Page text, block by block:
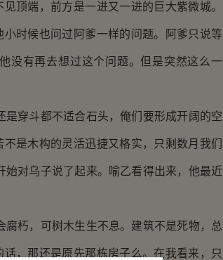
顶端，前方是一进又一进的巨大紫微城。
时候也问过阿爹一样的问题。阿爹只说等
没有再去想过这个问题。但是突然这么一
是穿斗都不适合石头，俺们要形成开阔的空
是木构的灵活迅捷又格实，只剩数月我们
始对乌子说了起来。喻乙看得出来，他最近
腐朽，可树木生生不息。建筑不是死物，总
，那还是原先那栋房子么。在我看来，只